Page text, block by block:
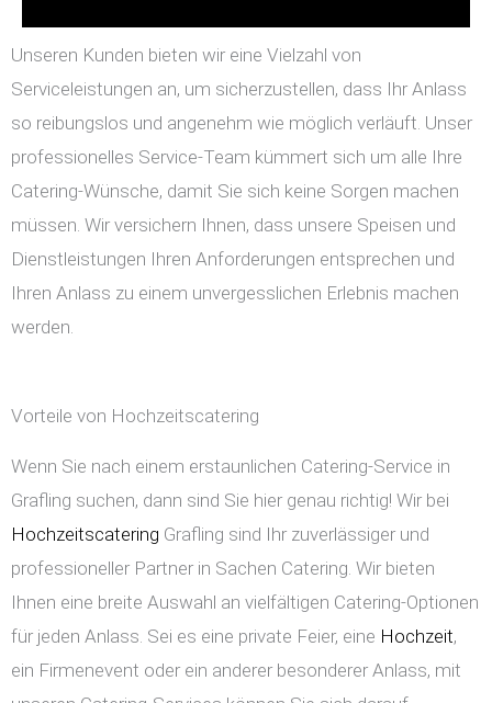
Unseren Kunden bieten wir eine Vielzahl von
Serviceleistungen an, um sicherzustellen, dass Ihr Anlass
so reibungslos und angenehm wie möglich verläuft. Unser
professionelles Service-Team kümmert sich um alle Ihre
Catering-Wünsche, damit Sie sich keine Sorgen machen
müssen. Wir versichern Ihnen, dass unsere Speisen und
Dienstleistungen Ihren Anforderungen entsprechen und
Ihren Anlass zu einem unvergesslichen Erlebnis machen
werden.
Vorteile von Hochzeitscatering
Wenn Sie nach einem erstaunlichen Catering-Service in
Grafling suchen, dann sind Sie hier genau richtig! Wir bei
Hochzeitscatering Grafling sind Ihr zuverlässiger und
professioneller Partner in Sachen Catering. Wir bieten
Ihnen eine breite Auswahl an vielfältigen Catering-Optionen
für jeden Anlass. Sei es eine private Feier, eine Hochzeit,
ein Firmenevent oder ein anderer besonderer Anlass, mit